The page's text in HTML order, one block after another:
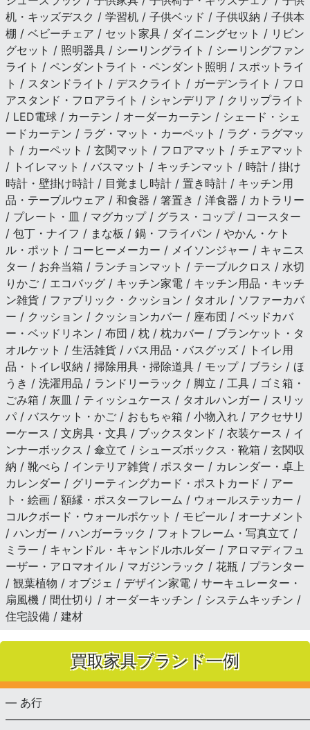
机・キッズデスク / 学習机 / 子供ベッド / 子供収納 / 子供本
棚 / ベビーチェア / セット家具 / ダイニングセット / リビン
グセット / 照明器具 / シーリングライト / シーリングファン
ライト / ペンダントライト・ペンダント照明 / スポットライ
ト / スタンドライト / デスクライト / ガーデンライト / フロ
アスタンド・フロアライト / シャンデリア / クリップライト
/ LED電球 / カーテン / オーダーカーテン / シェード・シェ
ードカーテン / ラグ・マット・カーペット / ラグ・ラグマッ
ト / カーペット / 玄関マット / フロアマット / チェアマット
/ トイレマット / バスマット / キッチンマット / 時計 / 掛け
時計・壁掛け時計 / 目覚まし時計 / 置き時計 / キッチン用
品・テーブルウェア / 和食器 / 箸置き / 洋食器 / カトラリー
/ プレート・皿 / マグカップ / グラス・コップ / コースター
/ 包丁・ナイフ / まな板 / 鍋・フライパン / やかん・ケト
ル・ポット / コーヒーメーカー / メイソンジャー / キャニス
ター / お弁当箱 / ランチョンマット / テーブルクロス / 水切
りかご / エコバッグ / キッチン家電 / キッチン用品・キッチ
ン雑貨 / ファブリック・クッション / タオル / ソファーカバ
ー / クッション / クッションカバー / 座布団 / ベッドカバ
ー・ベッドリネン / 布団 / 枕 / 枕カバー / ブランケット・タ
オルケット / 生活雑貨 / バス用品・バスグッズ / トイレ用
品・トイレ収納 / 掃除用具・掃除道具 / モップ / ブラシ / ほ
うき / 洗濯用品 / ランドリーラック / 脚立 / 工具 / ゴミ箱・
ごみ箱 / 灰皿 / ティッシュケース / タオルハンガー / スリッ
パ / バスケット・かご / おもちゃ箱 / 小物入れ / アクセサリ
ーケース / 文房具・文具 / ブックスタンド / 衣装ケース / イ
ンナーボックス / 傘立て / シューズボックス・靴箱 / 玄関収
納 / 靴べら / インテリア雑貨 / ポスター / カレンダー・卓上
カレンダー / グリーティングカード・ポストカード / アー
ト・絵画 / 額縁・ポスターフレーム / ウォールステッカー /
コルクボード・ウォールポケット / モビール / オーナメント
/ ハンガー / ハンガーラック / フォトフレーム・写真立て /
ミラー / キャンドル・キャンドルホルダー / アロマディフュ
ーザー・アロマオイル / マガジンラック / 花瓶 / プランター
/ 観葉植物 / オブジェ / デザイン家電 / サーキュレーター・
扇風機 / 間仕切り / オーダーキッチン / システムキッチン /
住宅設備 / 建材
買取家具ブランド一例
— あ行